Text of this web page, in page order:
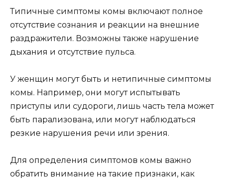
Типичные симптомы комы включают полное
отсутствие сознания и реакции на внешние
раздражители. Возможны также нарушение
дыхания и отсутствие пульса.
У женщин могут быть и нетипичные симптомы
комы. Например, они могут испытывать
приступы или судороги, лишь часть тела может
быть парализована, или могут наблюдаться
резкие нарушения речи или зрения.
Для определения симптомов комы важно
обратить внимание на такие признаки, как